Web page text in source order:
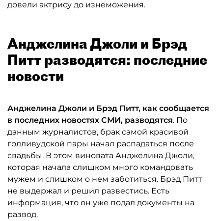
довели актрису до изнеможения.
Анджелина Джоли и Брэд
Питт разводятся: последние
новости
Анджелина Джоли и Брэд Питт, как сообщается
в последних новостях СМИ, разводятся. По
данным журналистов, брак самой красивой
голливудской пары начал распадаться после
свадьбы. В этом виновата Анджелина Джоли,
которая начала слишком много командовать
мужем и слишком о нем заботиться. Брэд Питт
не выдержал и решил развестись. Есть
информация, что он уже подал документы на
развод.